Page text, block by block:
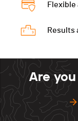
Flexible
Results
Are